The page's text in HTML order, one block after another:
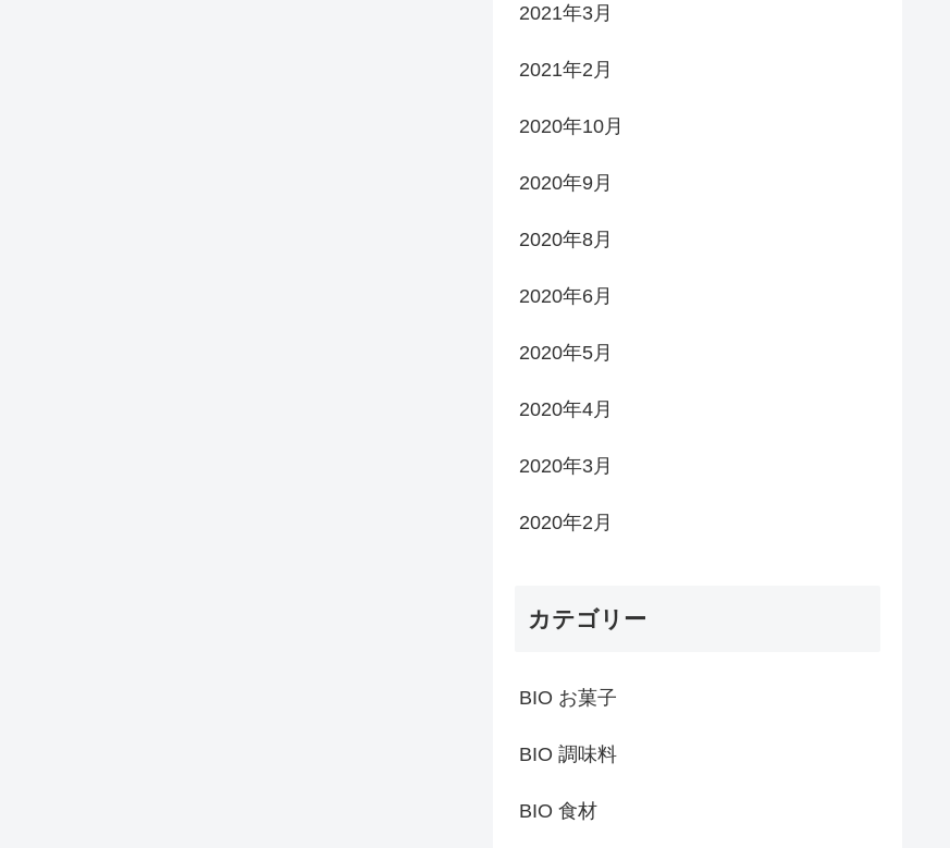
2021年3月
2021年2月
2020年10月
2020年9月
2020年8月
2020年6月
2020年5月
2020年4月
2020年3月
2020年2月
カテゴリー
BIO お菓子
BIO 調味料
BIO 食材